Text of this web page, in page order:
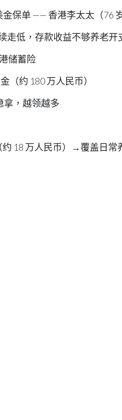
保单 —— 香港李太太（76 岁
走低，存款收益不够养老开
储蓄险
（约 180 万人民币）
拿，越领越多
约 18 万人民币）→覆盖日